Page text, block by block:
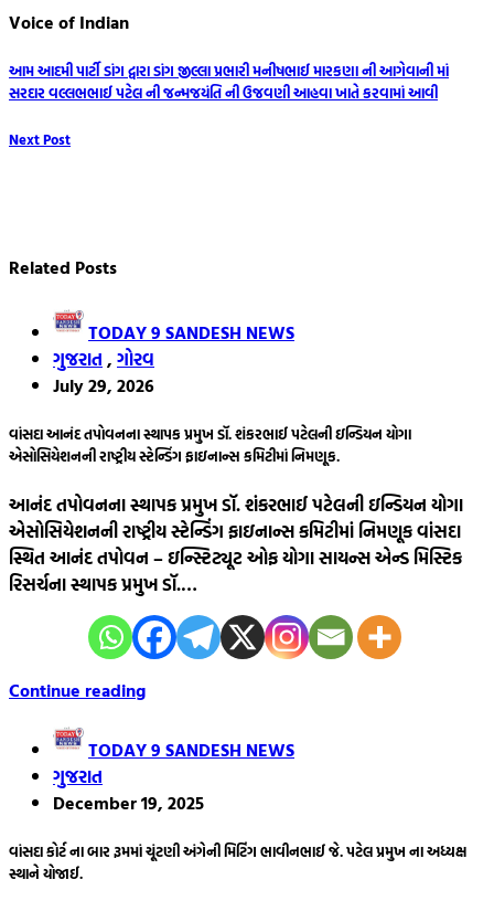
Voice of Indian
Post
આમ આદમી પાર્ટી ડાંગ દ્વારા ડાંગ જીલ્લા પ્રભારી મનીષભાઈ મારકણા ની આગેવાની માં
સરદાર વલ્લભભાઈ પટેલ ની જન્મજયંતિ ની ઉજવણી આહવા ખાતે કરવામાં આવી
Next Post
Related Posts
TODAY 9 SANDESH NEWS
ગુજરાત , ગોરવ
July 29, 2026
વાંસદા આનંદ તપોવનના સ્થાપક પ્રમુખ ડૉ. શંકરભાઈ પટેલની ઇન્ડિયન યોગા
એસોસિયેશનની રાષ્ટ્રીય સ્ટેન્ડિંગ ફાઇનાન્સ કમિટીમાં નિમણૂક.
આનંદ તપોવનના સ્થાપક પ્રમુખ ડૉ. શંકરભાઈ પટેલની ઇન્ડિયન યોગા
એસોસિયેશનની રાષ્ટ્રીય સ્ટેન્ડિંગ ફાઇનાન્સ કમિટીમાં નિમણૂક વાંસદા
સ્થિત આનંદ તપોવન – ઇન્સ્ટિટ્યૂટ ઓફ યોગા સાયન્સ એન્ડ મિસ્ટિક
રિસર્ચના સ્થાપક પ્રમુખ ડૉ.…
Continue reading
TODAY 9 SANDESH NEWS
ગુજરાત
December 19, 2025
વાંસદા કોર્ટ ના બાર રૂમમાં ચૂંટણી અંગેની મિટિંગ ભાવીનભાઈ જે. પટેલ પ્રમુખ ના અધ્યક્ષ
સ્થાને યોજાઈ.